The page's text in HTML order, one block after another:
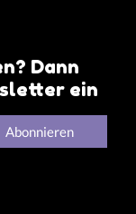
Dann
ein
Abonnieren